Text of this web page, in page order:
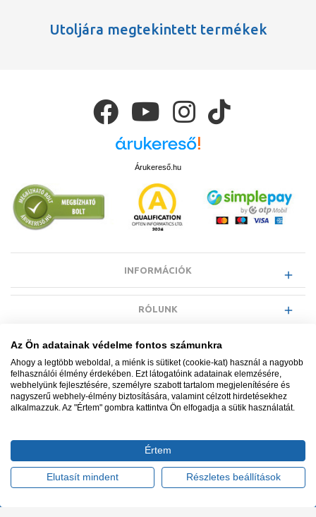
Utoljára megtekintett termékek
Árukereső.hu
INFORMÁCIÓK
RÓLUNK
EGYÉB INFORMÁCIÓK
VÁSÁRLÓI INFORMÁCIÓK
Minden jog fenntartva. © Adatkezelés nyilvántartási száma NAIH-
Ügyfélszolgálat: +36 1 700 3500
Az Ön adatainak védelme fontos számunkra
Ahogy a legtöbb weboldal, a miénk is sütiket (cookie-kat) használ a nagyobb
felhasználói élmény érdekében. Ezt látogatóink adatainak elemzésére,
webhelyünk fejlesztésére, személyre szabott tartalom megjelenítésére és
nagyszerű webhely-élmény biztosítására, valamint célzott hirdetésekhez
alkalmazzuk. Az "Értem" gombra kattintva Ön elfogadja a sütik használatát.
Értem
Elutasít mindent Részletes beállítások